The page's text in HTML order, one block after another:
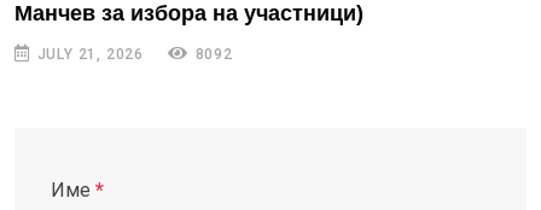
Манчев за избора на участници)
JULY 21, 2026 8092
Име *